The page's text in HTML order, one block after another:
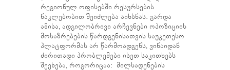
რეგიონულ ოფისებში რესურსების
ნაკლებობით შეიძლება აიხსნას. გარდა
ამისა, ადგილობრივი არჩევნები ოპოზიციის
მოსაზრებების წარდგენისათვის საუკეთესო
პლატფორმას არ წარმოადგენს, ვინაიდან
ძირითადი პრობლემები ისეთ საკითხებს
შეეხება, როგორიცაა: მილსადენების